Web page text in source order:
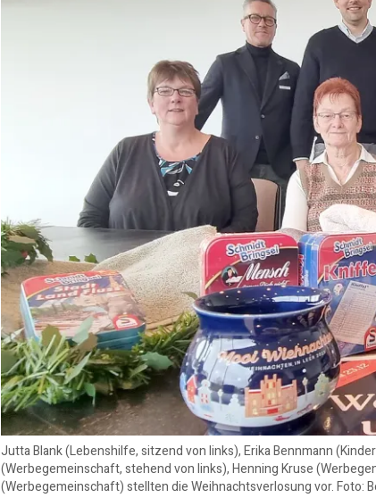
Jutta Blank (Lebenshilfe, sitzend von links), Erika Bennmann
(Werbegemeinschaft, stehend von links), Henning Kruse
(Werbegemeinschaft) stellten die Weihnachtsverlosung vor. Foto: